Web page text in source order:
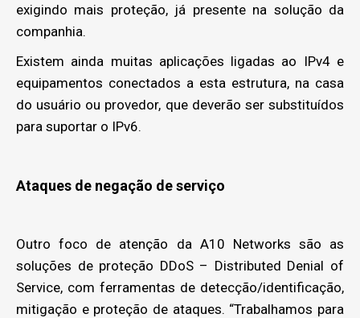
exigindo mais proteção, já presente na solução da
companhia.
Existem ainda muitas aplicações ligadas ao IPv4 e
equipamentos conectados a esta estrutura, na casa
do usuário ou provedor, que deverão ser substituídos
para suportar o IPv6.
Ataques de negação de serviço
Outro foco de atenção da A10 Networks são as
soluções de proteção DDoS – Distributed Denial of
Service, com ferramentas de detecção/identificação,
mitigação e proteção de ataques. “Trabalhamos para